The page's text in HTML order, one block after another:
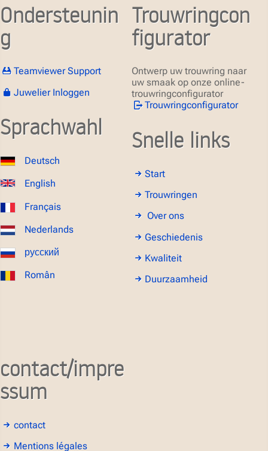
Ondersteunin
g
Teamviewer Support
Juwelier Inloggen
Sprachwahl
Deutsch
English
Français
Nederlands
русский
Român
Trouwringcon
figurator
Ontwerp uw trouwring naar
uw smaak op onze online-
trouwringconfigurator
Trouwringconfigurator
Snelle links
Start
Trouwringen
Over ons
Geschiedenis
Kwaliteit
Duurzaamheid
contact/impre
ssum
contact
Mentions légales